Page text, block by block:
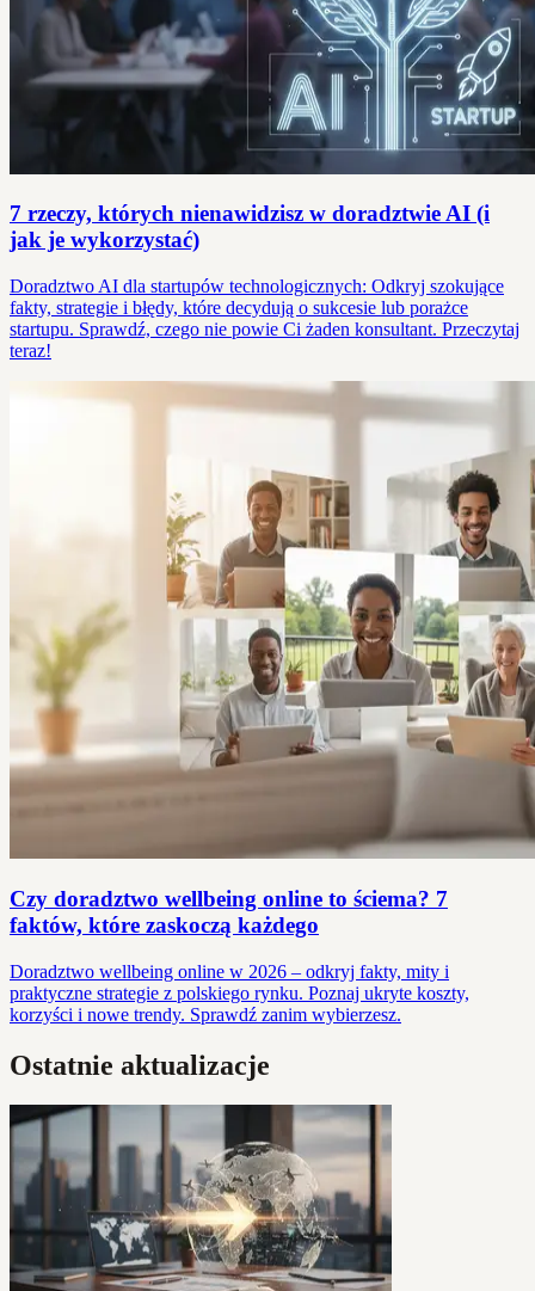
7 rzeczy, których nienawidzisz w doradztwie AI (i
jak je wykorzystać)
Doradztwo AI dla startupów technologicznych: Odkryj szokujące
fakty, strategie i błędy, które decydują o sukcesie lub porażce
startupu. Sprawdź, czego nie powie Ci żaden konsultant. Przeczytaj
teraz!
Czy doradztwo wellbeing online to ściema? 7
faktów, które zaskoczą każdego
Doradztwo wellbeing online w 2026 – odkryj fakty, mity i
praktyczne strategie z polskiego rynku. Poznaj ukryte koszty,
korzyści i nowe trendy. Sprawdź zanim wybierzesz.
Ostatnie aktualizacje